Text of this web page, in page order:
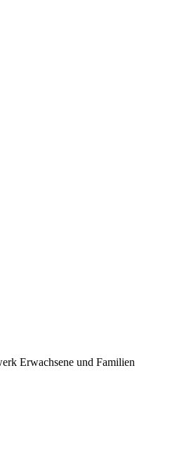
Erwachsene und Familien